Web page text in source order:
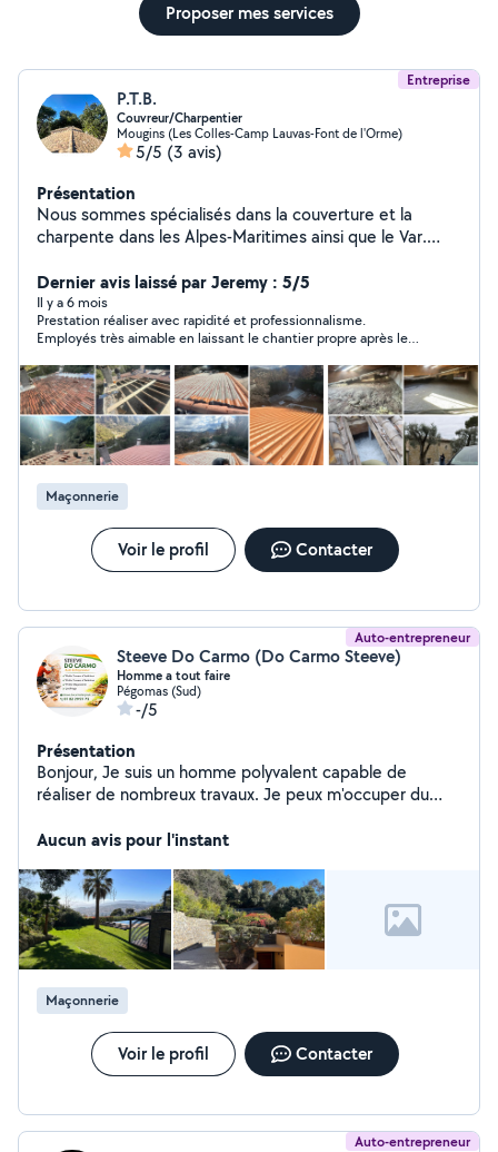
Proposer mes services
Entreprise
P.T.B.
Couvreur/Charpentier
Mougins (Les Colles-Camp Lauvas-Font de l'Orme)
5/5 (3 avis)
Présentation
Nous sommes spécialisés dans la couverture et la
charpente dans les Alpes-Maritimes ainsi que le Var.
réunit des couvreurs passionnés, formés aux techniques
traditionnelles et aux innovations modernes, pour des
résultats fiables et esthétiques SANS aucune sous
traitance. Nous accompagnons les particuliers comme
les professionnels dans tous les projets: réparation de
toiture, rénovation de charpente, isolation thermique et
étanchéité, pose de fenêtres de toit, zinguerie et
reprise de couverture après sinistre.
Dernier avis laissé par Jeremy : 5/5
Il y a 6 mois
Prestation réaliser avec rapidité et professionnalisme.
Employés très aimable en laissant le chantier propre après leur
Maçonnerie
Voir le profil Contacter
Auto-entrepreneur
Steeve Do Carmo (Do Carmo Steeve)
Homme a tout faire
Pégomas (Sud)
-/5
Présentation
Bonjour, Je suis un homme polyvalent capable de
réaliser de nombreux travaux. Je peux m'occuper du
ainsi que des travaux de jardinage : taille, tonte de
petits travaux de maçonnerie, comme le dallage, la
construction de murs en pierre, et divers
aménagements extérieurs. Sérieux, motivé et soigneux
dans mon travail, je reste à votre disposition pour
étudier vos besoins.
Aucun avis pour l'instant
Maçonnerie
Voir le profil Contacter
Auto-entrepreneur